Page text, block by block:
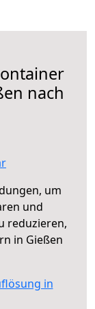
nach
um
und
reduzieren,
in Gießen
in